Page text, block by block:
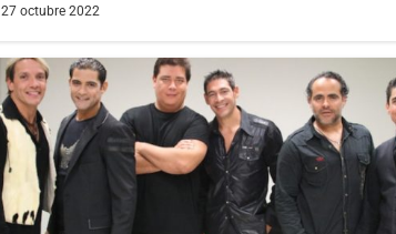
27 octubre 2022